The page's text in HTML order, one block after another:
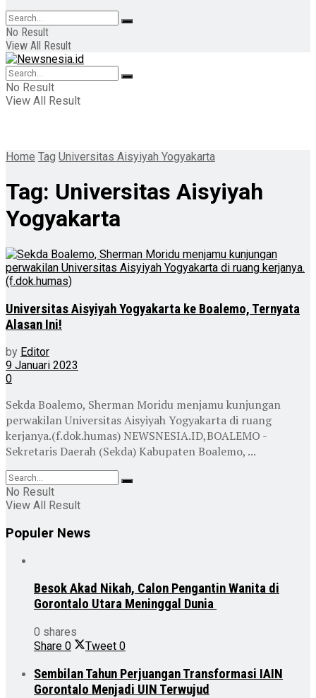
No Result
View All Result
No Result
View All Result
Home Tag Universitas Aisyiyah Yogyakarta
Tag: Universitas Aisyiyah
Yogyakarta
Universitas Aisyiyah Yogyakarta ke Boalemo, Ternyata
Alasan Ini!
by Editor
9 Januari 2023
0
Sekda Boalemo, Sherman Moridu menjamu kunjungan
perwakilan Universitas Aisyiyah Yogyakarta di ruang
kerjanya.(f.dok.humas) NEWSNESIA.ID,BOALEMO -
Sekretaris Daerah (Sekda) Kabupaten Boalemo, ...
No Result
View All Result
Populer News
Besok Akad Nikah, Calon Pengantin Wanita di
Gorontalo Utara Meninggal Dunia
0 shares
Share 0 Tweet 0
Sembilan Tahun Perjuangan Transformasi IAIN
Gorontalo Menjadi UIN Terwujud